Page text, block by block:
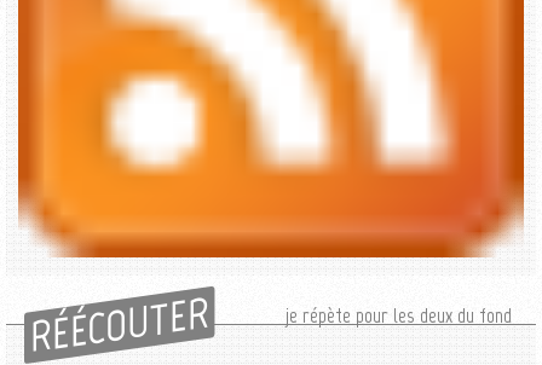
RÉÉCOUTER je répète pour les deux du fond